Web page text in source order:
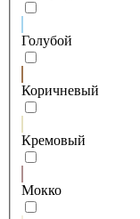
Голубой
Коричневый
Кремовый
Мокко